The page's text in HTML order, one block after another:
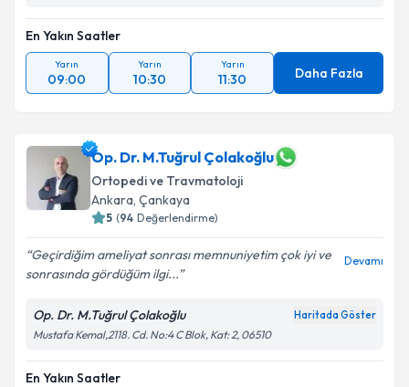
En Yakın Saatler
Yarın
09:00
Yarın
10:30
Yarın
11:30 Daha Fazla
Op. Dr. M.Tuğrul Çolakoğlu
Ortopedi ve Travmatoloji
Ankara, Çankaya
5 (94 Değerlendirme)
Geçirdiğim ameliyat sonrası memnuniyetim çok iyi ve
sonrasında gördüğüm ilgi...
Devamı
Op. Dr. M.Tuğrul Çolakoğlu Haritada Göster
Mustafa Kemal,2118. Cd. No:4 C Blok, Kat: 2, 06510
En Yakın Saatler